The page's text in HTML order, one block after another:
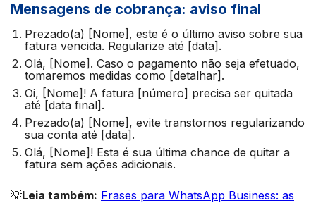
Mensagens de cobrança: aviso final
Prezado(a) [Nome], este é o último aviso sobre sua
fatura vencida. Regularize até [data].
Olá, [Nome]. Caso o pagamento não seja efetuado,
tomaremos medidas como [detalhar].
Oi, [Nome]! A fatura [número] precisa ser quitada
até [data final].
Prezado(a) [Nome], evite transtornos regularizando
sua conta até [data].
Olá, [Nome]! Esta é sua última chance de quitar a
fatura sem ações adicionais.
💡Leia também: Frases para WhatsApp Business: as